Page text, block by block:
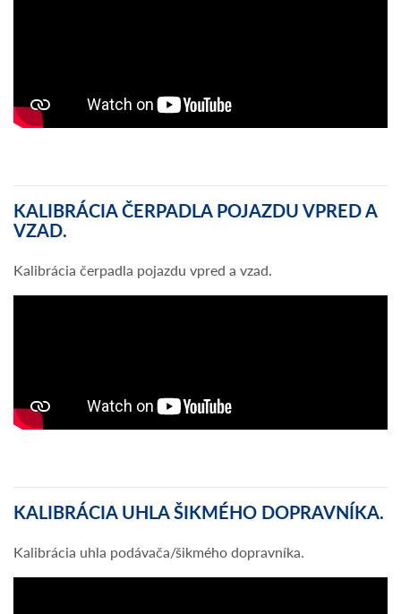
KALIBRÁCIA ČERPADLA POJAZDU VPRED A
VZAD.
Kalibrácia čerpadla pojazdu vpred a vzad.
KALIBRÁCIA UHLA ŠIKMÉHO DOPRAVNÍKA.
Kalibrácia uhla podávača/šikmého dopravníka.